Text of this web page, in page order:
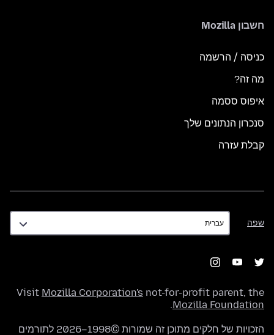
חשבון Mozilla
כניסה / הרשמה
מה זה?
איפוס ססמה
סנכרון הנתונים שלך
קבלת עזרה
שפה
שפה
Visit Mozilla Corporation's not-for-profit parent, the
Mozilla Foundation
.
הזכויות של חלקים מתוכן זה שמורות ©1998–2026 לתורמים